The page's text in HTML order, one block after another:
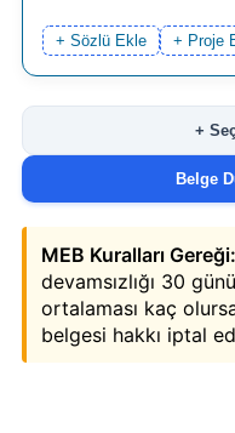
+ Sözlü Ekle + Proje
+
Belge
MEB Kuralları Gereği:
devamsızlığı 30
ortalaması kaç
belgesi hakkı iptal